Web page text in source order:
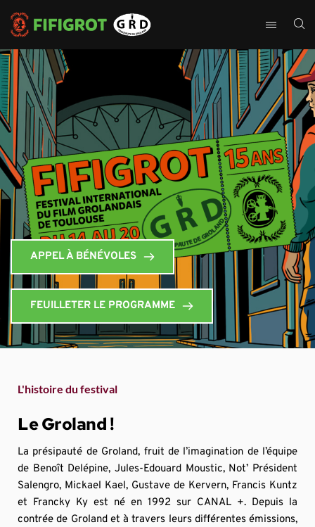
APPEL À BÉNÉVOLES
FEUILLETER LE PROGRAMME
L'histoire du festival
Le Groland !
La présipauté de Groland, fruit de l’imagination de l’équipe
de Benoît Delépine, Jules-Edouard Moustic, Not’ Président
Salengro, Mickael Kael, Gustave de Kervern, Francis Kuntz
et Francky Ky est né en 1992 sur CANAL +. Depuis la
contrée de Groland et à travers leurs différentes émissions,